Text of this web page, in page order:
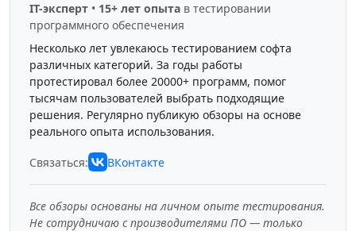
IT-эксперт • 15+ лет опыта в тестировании
программного обеспечения
Несколько лет увлекаюсь тестированием софта
различных категорий. За годы работы
протестировал более 20000+ программ, помог
тысячам пользователей выбрать подходящие
решения. Регулярно публикую обзоры на основе
реального опыта использования.
Связаться: ВКонтакте
Все обзоры основаны на личном опыте тестирования.
Не сотрудничаю с производителями ПО — только